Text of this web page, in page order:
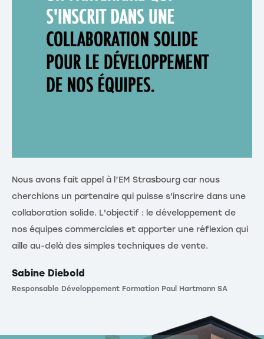
Nous avons fait appel à l’EM Strasbourg car nous
cherchions un partenaire qui puisse s'inscrire dans une
collaboration solide. L'objectif : le développement de
nos équipes commerciales et apporter une réflexion qui
aille au-delà des simples techniques de vente.
Sabine Diebold
Responsable Développement Formation Paul Hartmann SA